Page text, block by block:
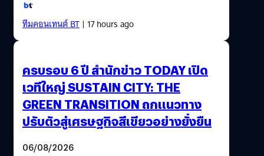
ทีมคอนเทนต์ BT| 17 hours ago
ครบรอบ 6 ปี สำนักข่าว TODAY เปิด
เวทีใหญ่ SUSTAIN CITY: THE
GREEN TRANSITION ถกแนวทาง
ปรับตัวสู่เศรษฐกิจสีเขียวอย่างยั่งยืน
06/08/2026